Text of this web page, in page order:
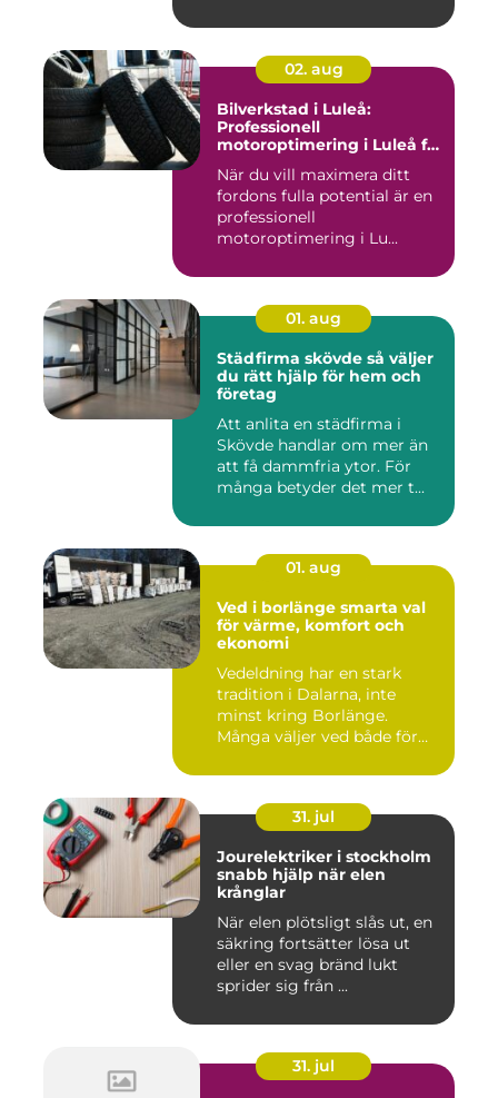
02. aug
Bilverkstad i Luleå:
Professionell
motoroptimering i Luleå för
När du vill maximera ditt
fordons fulla potential är en
professionell
motoroptimering i Lu...
01. aug
Städfirma skövde så väljer
du rätt hjälp för hem och
företag
Att anlita en städfirma i
Skövde handlar om mer än
att få dammfria ytor. För
många betyder det mer t...
01. aug
Ved i borlänge smarta val
för värme, komfort och
ekonomi
Vedeldning har en stark
tradition i Dalarna, inte
minst kring Borlänge.
Många väljer ved både för
31. jul
Jourelektriker i stockholm
snabb hjälp när elen
krånglar
När elen plötsligt slås ut, en
säkring fortsätter lösa ut
eller en svag bränd lukt
sprider sig från ...
31. jul